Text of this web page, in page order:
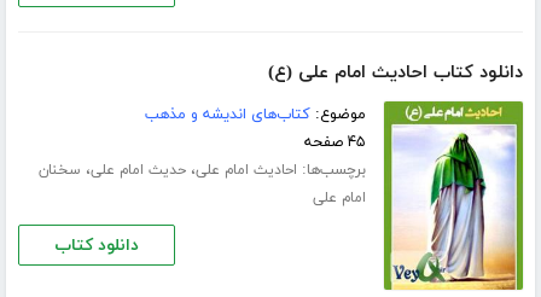
دانلود کتاب احادیث امام علی (ع)
موضوع:کتاب‌های اندیشه و مذهب
۴۵ صفحه
برچسب‌ها: احادیث امام علی،حدیث امام علی، سخنان
امام علی
دانلود کتاب